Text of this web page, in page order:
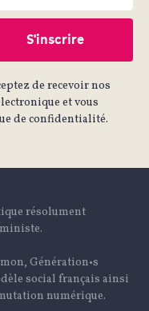
de recevoir nos
et vous
de confidentialité.
résolument
Génération•s
social français ainsi
numérique.